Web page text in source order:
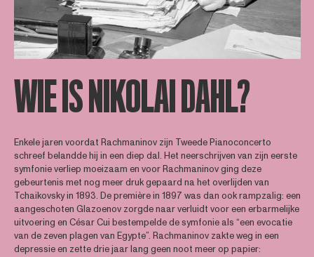
WIE IS NIKOLAI DAHL?
Enkele jaren voordat Rachmaninov zijn Tweede Pianoconcerto
schreef belandde hij in een diep dal. Het neerschrijven van zijn eerste
symfonie verliep moeizaam en voor Rachmaninov ging deze
gebeurtenis met nog meer druk gepaard na het overlijden van
Tchaikovsky in 1893. De première in 1897 was dan ook rampzalig: een
aangeschoten Glazoenov zorgde naar verluidt voor een erbarmelijke
uitvoering en César Cui bestempelde de symfonie als “een evocatie
van de zeven plagen van Egypte”. Rachmaninov zakte weg in een
depressie en zette drie jaar lang geen noot meer op papier: